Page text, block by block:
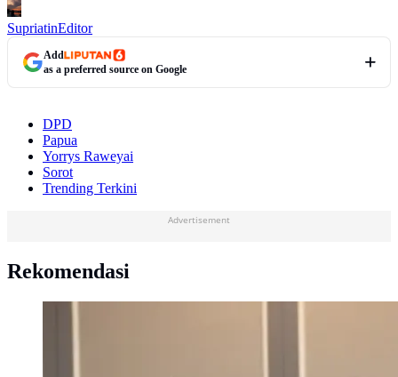
SupriatinEditor
Add
as a preferred source on Google
DPD
Papua
Yorrys Raweyai
Sorot
Trending Terkini
Advertisement
Rekomendasi